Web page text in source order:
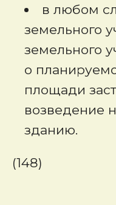
в любом
земельного
земельного
о
площади
возведение
зданию.
(148)